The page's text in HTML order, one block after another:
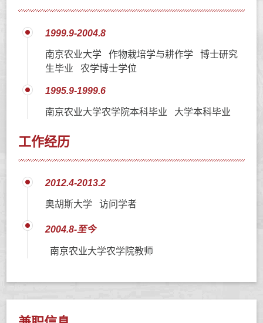
1999.9-2004.8
南京农业大学 作物栽培学与耕作学 博士研究
生毕业 农学博士学位
1995.9-1999.6
南京农业大学农学院本科毕业 大学本科毕业
工作经历
2012.4-2013.2
奥胡斯大学 访问学者
2004.8-至今
南京农业大学农学院教师